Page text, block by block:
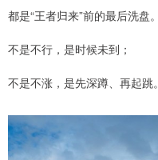
都是“王者归来”前的最后洗盘。
不是不行，是时候未到；
不是不涨，是先深蹲、再起跳。